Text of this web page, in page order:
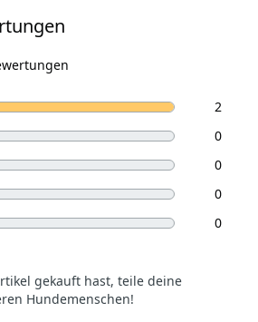
2
0
0
0
0
gekauft hast, teile deine
Hundemenschen!